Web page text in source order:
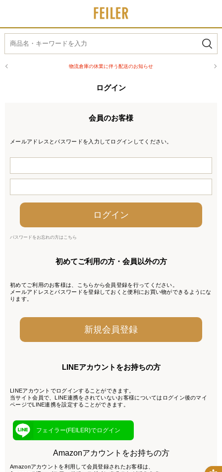
物流倉庫の休業に伴う配送のお知らせ
ログイン
会員のお客様
メールアドレスとパスワードを入力してログインしてください。
パスワードをお忘れの方はこちら
初めてご利用の方・会員以外の方
初めてご利用のお客様は、こちらから会員登録を行ってください。
メールアドレスとパスワードを登録しておくと便利にお買い物ができるようにな
ります。
LINEアカウントをお持ちの方
LINEアカウントでログインすることができます。
当サイト会員で、LINE連携をされていないお客様についてはログイン後のマイ
ページでLINE連携を設定することができます。
フェイラー(FEILER)でログイン
Amazonアカウントをお持ちの方
Amazonアカウントを利用して会員登録されたお客様は、